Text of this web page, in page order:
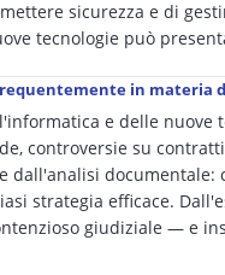
sicurezza e di
tecnologie può
in materia
e delle nuove
controversie su
dall'analisi documentale:
strategia efficace.
giudiziale — e